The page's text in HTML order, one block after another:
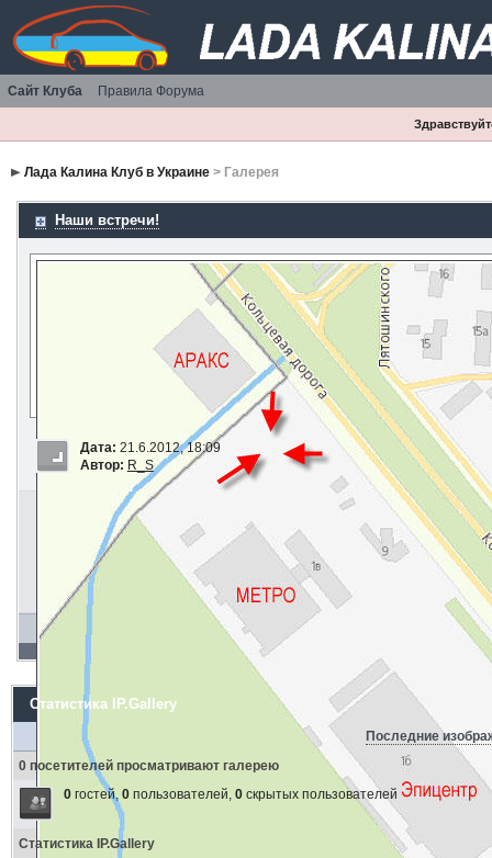
Сайт Клуба Правила Форума
Лада Калина Клуб в Украине> Галерея
Наши встречи!
Дата: 21.6.2012, 18:09
Автор: R_S
Статистика IP.Gallery
Последние
0 посетителей просматривают галерею
0гостей, 0пользователей, 0скрытых пользователей
Статистика IP.Gallery